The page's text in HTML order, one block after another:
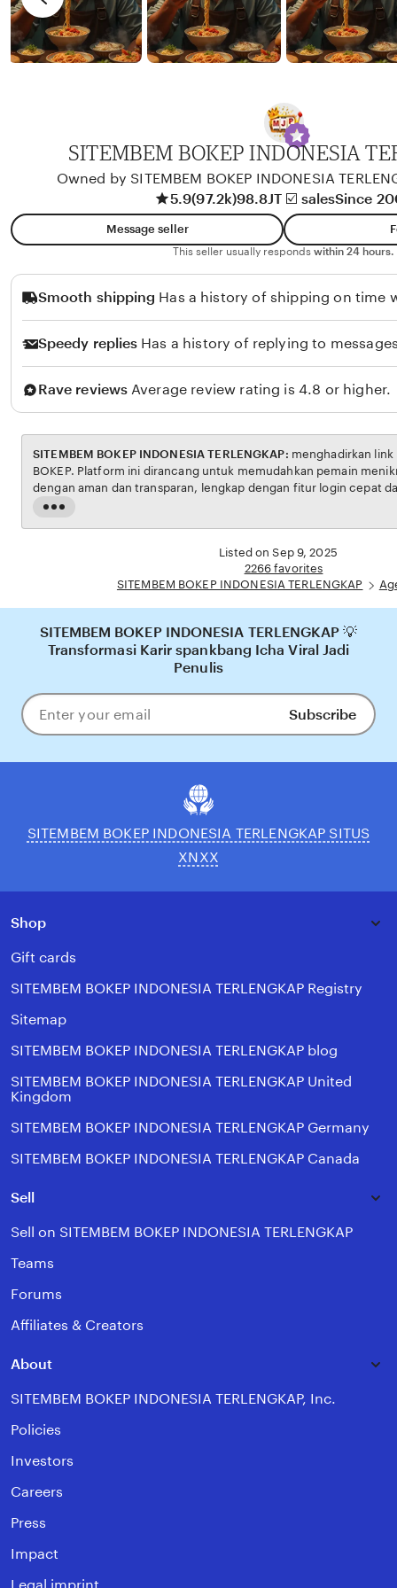
y
w
b
l
o
SITEMBEM BOKEP INDONESIA
Owned by SITEMBEM BOKEP INDONESIA
5.9(97.2k)98.8JT ☑️ salesSince
Message seller
This seller usually responds within 24 hours.
Smooth shipping Has a history of shipping on time
Speedy replies Has a history of replying to
Rave reviews Average review rating is 4.8 or higher.
Read
the
SITEMBEM BOKEP INDONESIA TERLENGKAP:
BOKEP. Platform ini dirancang untuk memudahkan pemain menikmati permainan BOKEP
dengan aman dan transparan, lengkap dengan fitur login cepat dan navigasi yang ramah
pengguna. Setiap transaksi dijamin aman, sementara update hasil dan informasi
Listed on Sep 9, 2025
2266 favorites
SITEMBEM BOKEP INDONESIA TERLENGKAP
SITEMBEM BOKEP INDONESIA TERLENGKAP 💡
Transformasi Karir spankbang Icha Viral Jadi
Penulis
Enter
your
Subscribe
SITEMBEM BOKEP INDONESIA TERLENGKAP SITUS
XNXX
Shop
Gift cards
SITEMBEM BOKEP INDONESIA TERLENGKAP Registry
Sitemap
SITEMBEM BOKEP INDONESIA TERLENGKAP blog
SITEMBEM BOKEP INDONESIA TERLENGKAP United
Kingdom
SITEMBEM BOKEP INDONESIA TERLENGKAP Germany
SITEMBEM BOKEP INDONESIA TERLENGKAP Canada
Sell
Sell on SITEMBEM BOKEP INDONESIA TERLENGKAP
Teams
Forums
Affiliates & Creators
About
SITEMBEM BOKEP INDONESIA TERLENGKAP, Inc.
Policies
Investors
Careers
Press
Impact